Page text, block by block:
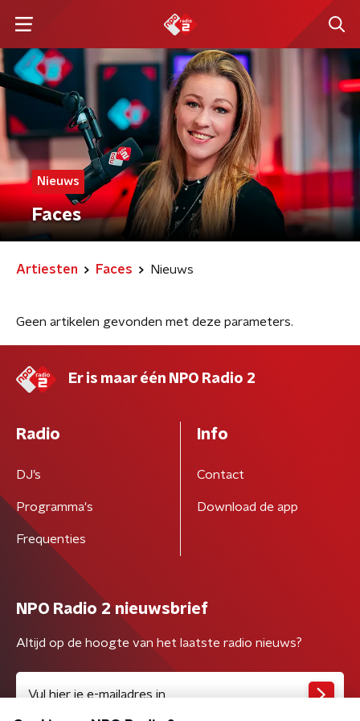
Nieuws
Faces
Artiesten Faces Nieuws
Geen artikelen gevonden met deze parameters.
Er is maar één NPO Radio 2
Radio
DJ’s
Programma's
Frequenties
Info
Contact
Download de app
NPO Radio 2 nieuwsbrief
Altijd op de hoogte van het laatste radio nieuws?